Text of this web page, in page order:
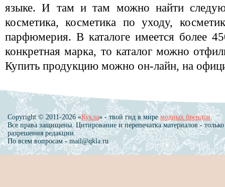
языке. И там и там можно найти
косметика, косметика по уходу,
парфюмерия. В каталоге имеется более
конкретная марка, то каталог можно
Купить продукцию можно он-лайн, на
Copyright © 2011-2026 «Кукла» - твой гид в миремодных брендов.
Все права защищены. Цитирование и перепечатка материалов - только
разрешения редакции.
По всем вопросам - mail@qkla.ru